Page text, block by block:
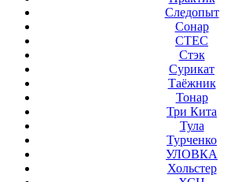
Следопыт
Сонар
СТЕС
Стэк
Сурикат
Таёжник
Тонар
Три Кита
Тула
Турченко
УЛОВКА
Хольстер